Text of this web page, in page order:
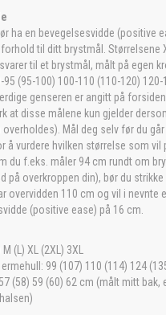
ha en bevegelsesvidde (positive
til ditt brystmål. Størrelsene
svarer til et brystmål, målt på egen
95 (95-100) 100-110 (110-120) 120-
genseren er angitt på
at disse målene kun gjelder
Mål deg selv før du går
å vurdere hvilken størrelse som vil
du f.eks. måler 94 cm rundt om
på overkroppen din), bør du strikke
overvidden 110 cm og vil i nevnte
(positive ease) på 16 cm.
(L) XL (2XL) 3XL
99 (107) 110 (114) 124
(58) 59 (60) 62 cm (målt mitt bak,